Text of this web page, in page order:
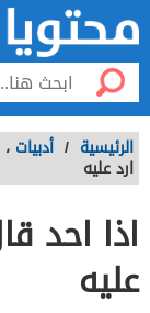
الرئيسية / أدبيات ،
ارد عليه
اذا احد
عليه